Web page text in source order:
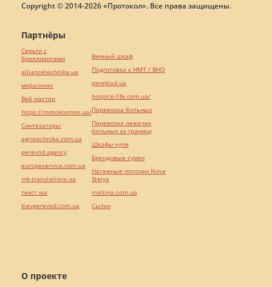
Copyright © 2014-2026 «Протокол». Все права защищены.
О проекте
Партнёры
Серьги с
бриллиантами
alliancetechnika.ua
миралинкс
Веб мастер
https://motokosmos.ua/
Синтезаторы
agrotechnika.com.ua
perevod.agency
europeservice.com.ua
mk-translations.ua
текст юа
kievperevod.com.ua
Винный шкаф
Подготовка к НМТ / ВНО
pereklad.ua
hospice-life.com.ua/
Перевозка больных
Перевозка лежачих
больных за границу
Шкафы купе
Брендовые сумки
Натяжные потолки Nova
Stelya
maltina.com.ua
Cылки